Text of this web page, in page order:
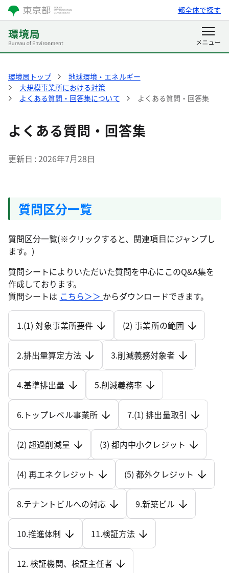
都全体で探す
環境局トップ
地球環境・エネルギー
大規模事業所における対策
よくある質問・回答集について
よくある質問・回答集
よくある質問・回答集
更新日 2026年7月28日
質問区分一覧
質問区分一覧(※クリックすると、関連項目にジャンプし
ます。)
質問シートによりいただいた質問を中心にこのQ&A集を
作成しております。
質問シートは こちら＞＞ からダウンロードできます。
1.(1) 対象事業所要件 (2) 事業所の範囲
2.排出量算定方法 3.削減義務対象者
4.基準排出量 5.削減義務率
6.トップレベル事業所 7.(1) 排出量取引
(2) 超過削減量 (3) 都内中小クレジット
(4) 再エネクレジット (5) 都外クレジット
8.テナントビルへの対応 9.新築ビル
10.推進体制 11.検証方法
12. 検証機関、検証主任者